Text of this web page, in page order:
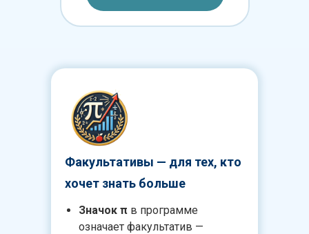
Факультативы — для тех, кто
хочет знать больше
Значок π в программе
означает факультатив —